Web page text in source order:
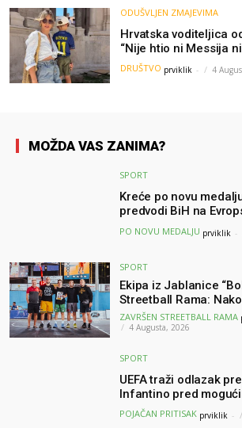
ODUŠVLJEN ZMAJEVIMA
Hrvatska voditeljica
“Nije htio ni Messija
želio samo dres Bosne”
DRUŠTVO prviklik - 4
MOŽDA VAS ZANIMA?
SPORT
Kreće po novu
predvodi BiH na
Parizu
PO NOVU MEDALJU prviklik -
SPORT
Ekipa iz Jablanice
Streetball Rama:
finala poznati svi
ZAVRŠEN STREETBALL RAMA
4 Augusta, 2026
SPORT
UEFA traži odlazak
Infantino pred
nepovjerenju
POJAČAN PRITISAK prviklik -